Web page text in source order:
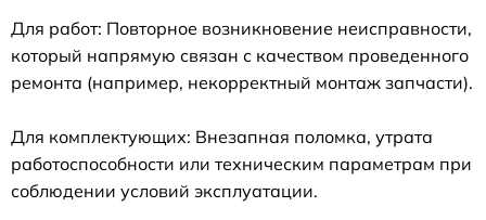
Для работ: Повторное возникновение неисправности,
который напрямую связан с качеством проведенного
ремонта (например, некорректный монтаж запчасти).
Для комплектующих: Внезапная поломка, утрата
работоспособности или техническим параметрам при
соблюдении условий эксплуатации.